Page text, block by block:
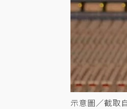
示意圖／截取